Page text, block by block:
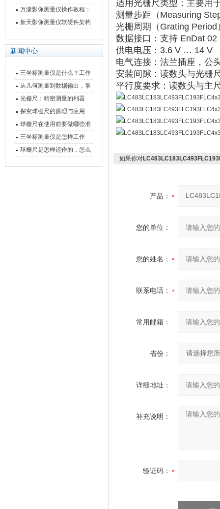
仪技术规格与应用解析
万濠影像测量仪操作教程：
从开机到出报告，新手也能
新天影像测量仪软硬件架构
新闻中心
三坐标测量仪是什么？工作
原理、分类与核心功能一次
讲清
从几何测量到数据输出，掌
握万濠影像测量仪的六大核
心能力
光栅尺：精密测量的利器
探究球栅尺的原理与应用
球栅尺在使用前要做哪些准
备工作？
三坐标测量仪是怎样工作
的，功能有什么优势？
球栅尺是怎样运作的，怎么
适用光栅尺类型 ：主要用
测量步距（Measuring
光栅周期（Grating Period
数据接口 ‌：支持 ‌ EnDat 02
供电电压 ‌：‌ 3.6 V … 14 V
电气连接 ‌：‌ 法兰插座，公
安装间隙 ：读数头与光栅
平行度要求 ：读数头与主
如果你对
产品：
您的单位：
您的姓名：
联系电话：
常用邮箱：
省份：
详细地址：
补充说明：
验证码：